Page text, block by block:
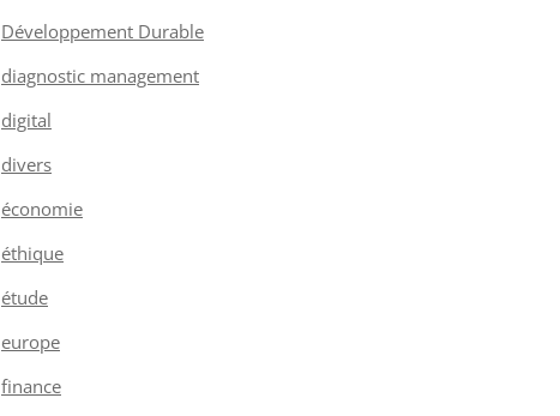
Développement Durable
diagnostic management
digital
divers
économie
éthique
étude
europe
finance